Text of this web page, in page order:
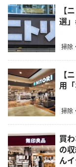
【
選
掃除
【
用
掃除
買
の
ん